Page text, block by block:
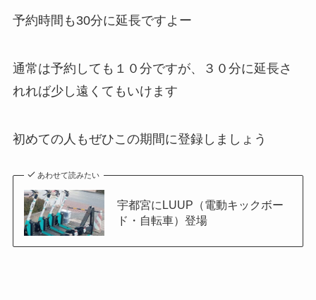
予約時間も30分に延長ですよー
通常は予約しても１０分ですが、３０分に延長さ
れれば少し遠くてもいけます
初めての人もぜひこの期間に登録しましょう
あわせて読みたい
宇都宮にLUUP（電動キックボー
ド・自転車）登場